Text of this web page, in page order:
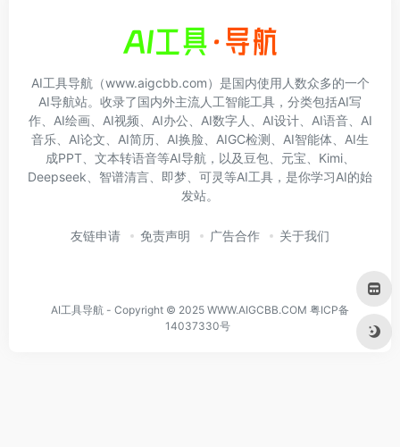
AI工具导航（www.aigcbb.com）是国内使用人数众多的一个
AI导航站。收录了国内外主流人工智能工具，分类包括AI写
作、AI绘画、AI视频、AI办公、AI数字人、AI设计、AI语音、AI
音乐、AI论文、AI简历、AI换脸、AIGC检测、AI智能体、AI生
成PPT、文本转语音等AI导航，以及豆包、元宝、Kimi、
Deepseek、智谱清言、即梦、可灵等AI工具，是你学习AI的始
发站。
友链申请 免责声明 广告合作 关于我们
AI工具导航 - Copyright © 2025 WWW.AIGCBB.COM 粤ICP备
14037330号